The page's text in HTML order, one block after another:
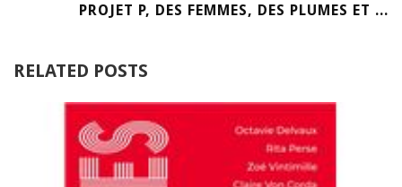
PROJET P, DES FEMMES, DES PLUMES ET ...
RELATED POSTS